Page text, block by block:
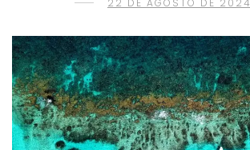
22 DE AGOSTO DE 2024